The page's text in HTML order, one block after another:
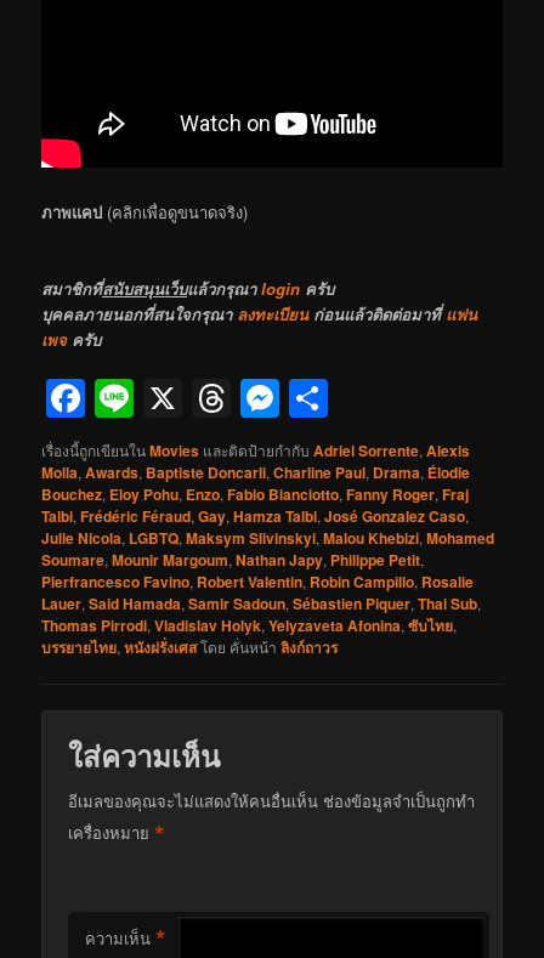
ภาพแคป (คลิกเพื่อดูขนาดจริง)
สมาชิกที่สนับสนุนเว็บแล้วกรุณาlogin ครับ
บุคคลภายนอกที่สนใจกรุณา ลงทะเบียนก่อนแล้วติดต่อมาที่แฟน
เพจครับ
Facebook
Line
X Threads
Messenger
เรื่องนี้ถูกเขียนในMovies และติดป้ายกำกับAdriel Sorrente,Alexis
Molla,Awards, Baptiste Doncarli,Charline Paul, Drama, Élodie
Bouchez, Eloy Pohu, Enzo,Fabio Bianciotto,Fanny Roger,Fraj
Talbi,Frédéric Féraud,Gay,Hamza Talbi,José Gonzalez Caso,
Julie Nicola, LGBTQ,Maksym Slivinskyi,Malou Khebizi,Mohamed
Soumare,Mounir Margoum,Nathan Japy, Philippe Petit,
Pierfrancesco Favino, Robert Valentin, Robin Campillo, Rosalie
Lauer,Said Hamada,Samir Sadoun,Sébastien Piquer,Thai Sub,
Thomas Pirrodi,Vladislav Holyk,Yelyzaveta Afonina,ซับไทย,
บรรยายไทย,หนังฝรั่งเศสโดย คั่นหน้าลิงก์ถาวร
ใส่ความเห็น
อีเมลของคุณจะไม่แสดงให้คนอื่นเห็น ช่องข้อมูลจำเป็นถูกทำ
เครื่องหมาย*
ความเห็น *